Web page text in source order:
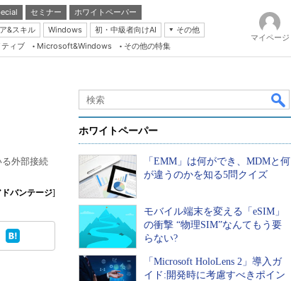
セミナー
ホワイトペーパー
&スキル Windows 初・中級者向けAI
その他
Server & Storage
Database Expert
Linux ＆ OSS
Master of IP Network
Security & Trust
ィブ Microsoft&Windows その他の特集
マイページ
る外部接続
バンテージ]
ホワイトペーパー
「EMM」は何ができ、MDMと何
が違うのかを知る5問クイズ
モバイル端末を変える「eSIM」
の衝撃 “物理SIM”なんてもう要
らない?
「Microsoft HoloLens 2」導入ガ
イド:開発時に考慮すべきポイン